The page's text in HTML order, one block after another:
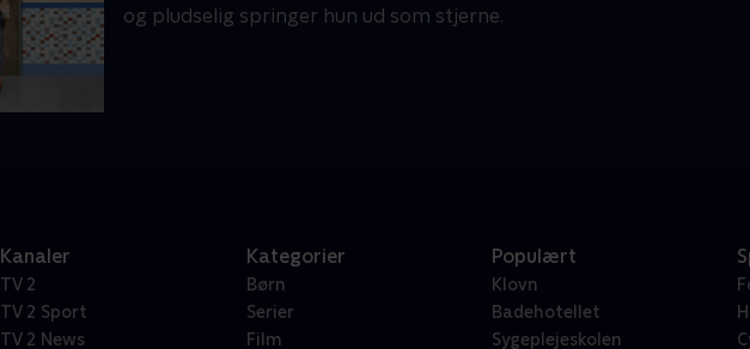
og pludselig springer hun ud som stjerne.
Kanaler
TV 2
TV 2 Sport
TV 2 News
Kategorier
Børn
Serier
Film
Populært
Klovn
Badehotellet
Sygeplejeskolen